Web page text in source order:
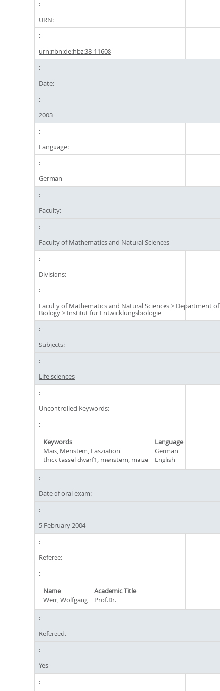
URN:
urn:nbn:de:hbz:38-11608
Date:
2003
Language:
German
Faculty:
Faculty of Mathematics and Natural Sciences
Divisions:
Faculty of Mathematics and Natural Sciences> Department of
Biology> Institut für Entwicklungsbiologie
Subjects:
Life sciences
Uncontrolled Keywords:
Keywords
Language
Mais, Meristem, Fasziation
German
thick tassel dwarf1, meristem, maize
English
Date of oral exam:
5 February 2004
Referee:
Name
Academic Title
Werr, Wolfgang
Prof.Dr.
Refereed:
Yes